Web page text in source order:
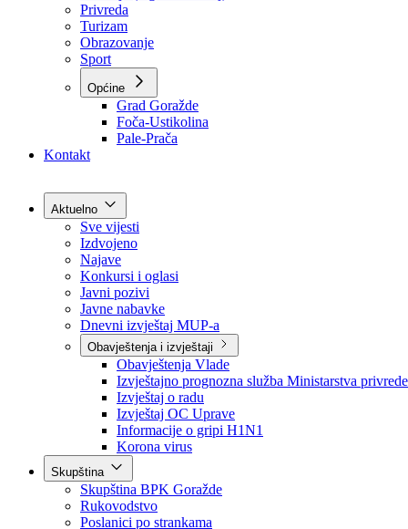
O kantonu
Simboli kantona (Grb, zastava)
Historija (digitalni muzej)
Privreda
Turizam
Obrazovanje
Sport
Općine
Kontakt
Aktuelno
Sve vijesti
Izdvojeno
Najave
Konkursi i oglasi
Javni pozivi
Javne nabavke
Dnevni izvještaj MUP-a
Obavještenja i izvještaji
Obavještenja Vlade
Izvještajno prognozna služba Ministarstva privrede
Izvještaj o radu
Izvještaj OC Uprave
Informacije o gripi H1N1
Korona virus
Skupština